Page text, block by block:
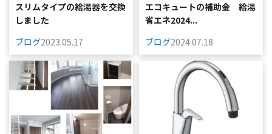
スリムタイプの給湯器を交換
しました
ブログ2023.05.17
エコキュートの補助金 給湯
省エネ2024...
ブログ2024.07.18